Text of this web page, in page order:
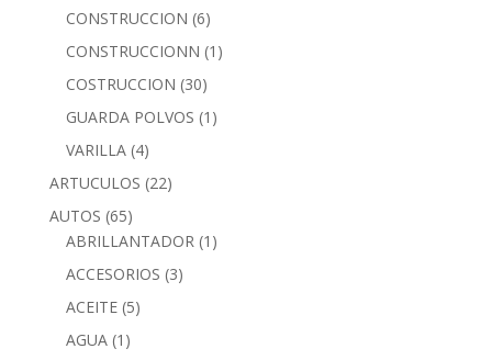
CONSTRUCCION (6)
CONSTRUCCIONN (1)
COSTRUCCION (30)
GUARDA POLVOS (1)
VARILLA (4)
ARTUCULOS (22)
AUTOS (65)
ABRILLANTADOR (1)
ACCESORIOS (3)
ACEITE (5)
AGUA (1)